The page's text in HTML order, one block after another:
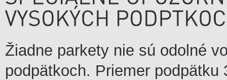
Žiadne parkety nie sú odolné
podpätkoch. Priemer